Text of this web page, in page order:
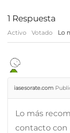
1 Respuesta
Activo Votado Lo
iasesorate.com
Lo más
contacto con